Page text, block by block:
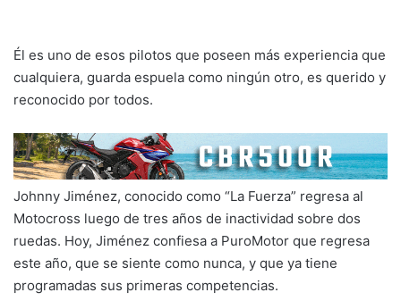
Él es uno de esos pilotos que poseen más experiencia que
cualquiera, guarda espuela como ningún otro, es querido y
reconocido por todos.
Johnny Jiménez, conocido como “La Fuerza” regresa al
Motocross luego de tres años de inactividad sobre dos
ruedas. Hoy, Jiménez confiesa a PuroMotor que regresa
este año, que se siente como nunca, y que ya tiene
programadas sus primeras competencias.